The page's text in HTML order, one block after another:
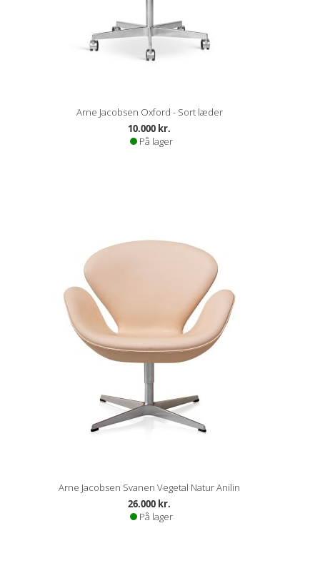
Arne Jacobsen Oxford - Sort læder
10.000 kr.
På lager
Arne Jacobsen Svanen Vegetal Natur Anilin
26.000 kr.
På lager